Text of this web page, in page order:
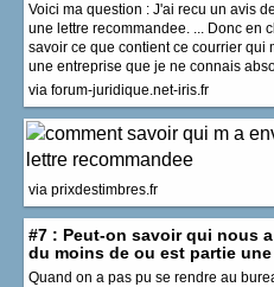
Voici ma question : J'ai recu un avis
une lettre recommandee. ... Donc en
savoir ce que contient ce courrier qui
une entreprise que je ne connais
via forum-juridique.net-iris.fr
via prixdestimbres.fr
#7 : Peut-on savoir qui nous
du moins de ou est partie une
Quand on a pas pu se rendre au